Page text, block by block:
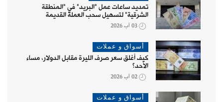
تمديد ساعات عمل "البريد" في "المنطقة
الشرقية" لتسهيل سحب العملة القديمة
03 آب 2026
أسواق و عملات
كيف أغلق سعر صرف الليرة مقابل الدولار، مساء
الأحد؟
02 آب 2026
أسواق و عملات